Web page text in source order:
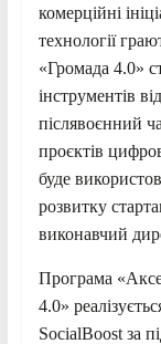
комерційні
технології
«Громада 4.0»
інструментів
післявоєнний
проєктів
буде
розвитку
виконавчий
Програма
4.0»
SocialBoost за